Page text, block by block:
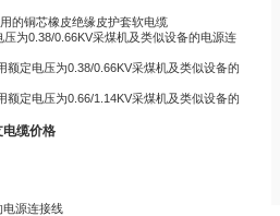
的铜芯橡皮绝缘皮护套软电缆
为0.38/0.66KV采煤机及类似设备的电源连
额定电压为0.38/0.66KV采煤机及类似设备的
额定电压为0.66/1.14KV采煤机及类似设备的
缆价格
电源连接线